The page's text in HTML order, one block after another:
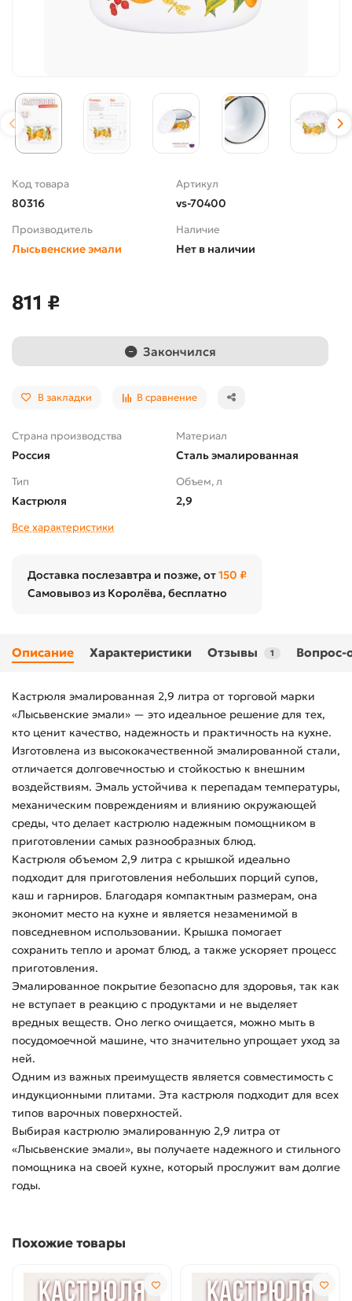
Код товара
80316
Артикул
vs-70400
Производитель
Лысьвенские эмали
Наличие
Нет в наличии
811 ₽
Закончился
В закладки В сравнение
Страна производства
Россия
Материал
Сталь эмалированная
Тип
Кастрюля
Объем, л
2,9
Все характеристики
Доставка послезавтра и позже, от150 ₽
Самовывоз из Королёва, бесплатно
Описание Характеристики Отзывы 1 Вопрос-
Кастрюля эмалированная 2,9 литра от торговой марки
«Лысьвенские эмали» — это идеальное решение для тех,
кто ценит качество, надежность и практичность на кухне.
Изготовлена из высококачественной эмалированной стали,
отличается долговечностью и стойкостью к внешним
воздействиям. Эмаль устойчива к перепадам температуры,
механическим повреждениям и влиянию окружающей
среды, что делает кастрюлю надежным помощником в
приготовлении самых разнообразных блюд.
Кастрюля объемом 2,9 литра с крышкой идеально
подходит для приготовления небольших порций супов,
каш и гарниров. Благодаря компактным размерам, она
экономит место на кухне и является незаменимой в
повседневном использовании. Крышка помогает
сохранить тепло и аромат блюд, а также ускоряет процесс
приготовления.
Эмалированное покрытие безопасно для здоровья, так как
не вступает в реакцию с продуктами и не выделяет
вредных веществ. Оно легко очищается, можно мыть в
посудомоечной машине, что значительно упрощает уход за
ней.
Одним из важных преимуществ является совместимость с
индукционными плитами. Эта кастрюля подходит для всех
типов варочных поверхностей.
Выбирая кастрюлю эмалированную 2,9 литра от
«Лысьвенские эмали», вы получаете надежного и стильного
помощника на своей кухне, который прослужит вам долгие
годы.
Похожие товары